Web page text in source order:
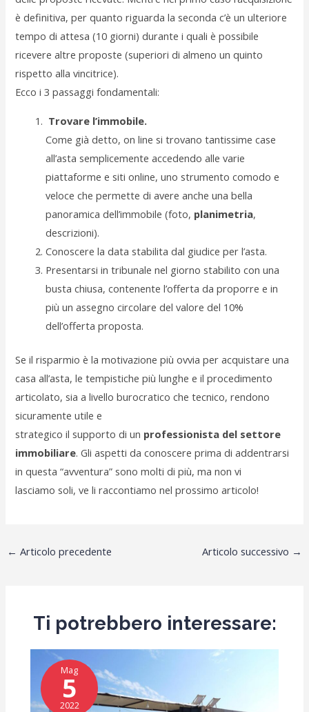
è definitiva, per quanto riguarda la seconda c’è un ulteriore
tempo di attesa (10 giorni) durante i quali è possibile
ricevere altre proposte (superiori di almeno un quinto
rispetto alla vincitrice).
Ecco i 3 passaggi fondamentali:
Trovare l’immobile.
Come già detto, on line si trovano tantissime case
all’asta semplicemente accedendo alle varie
piattaforme e siti online, uno strumento comodo e
veloce che permette di avere anche una bella
panoramica dell’immobile (foto, planimetria,
descrizioni).
Conoscere la data stabilita dal giudice per l’asta.
Presentarsi in tribunale nel giorno stabilito con una
busta chiusa, contenente l’offerta da proporre e in
più un assegno circolare del valore del 10%
dell’offerta proposta.
Se il risparmio è la motivazione più ovvia per acquistare una
casa all’asta, le tempistiche più lunghe e il procedimento
articolato, sia a livello burocratico che tecnico, rendono
sicuramente utile e
strategico il supporto di un professionista del settore
immobiliare. Gli aspetti da conoscere prima di addentrarsi
in questa “avventura” sono molti di più, ma non vi
lasciamo soli, ve li raccontiamo nel prossimo articolo!
← Articolo precedente Articolo successivo →
Ti potrebbero interessare:
Mag
5
2022